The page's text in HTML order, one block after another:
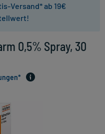
Versand* ab 19€
0,5% Spray, 30